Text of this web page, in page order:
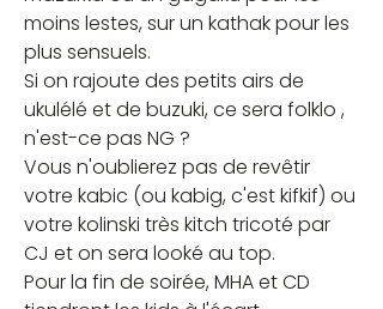
moins lestes, sur un kathak pour les
plus sensuels.
Si on rajoute des petits airs de
ukulélé et de buzuki, ce sera folklo ,
n'est-ce pas NG ?
Vous n'oublierez pas de revêtir
votre kabic (ou kabig, c'est kifkif) ou
votre kolinski très kitch tricoté par
CJ et on sera looké au top.
Pour la fin de soirée, MHA et CD